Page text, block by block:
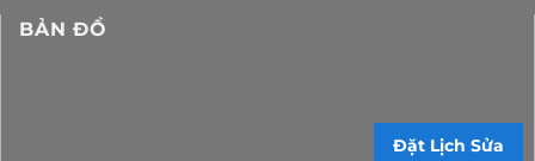
BẢN ĐỒ
Đặt Lịch Sửa